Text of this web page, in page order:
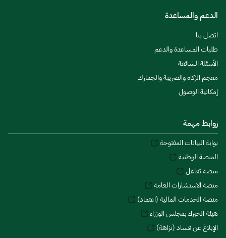
الدعم والمساعدة
اتصل بنا
طلبات المساعدة والدعم
الأسئلة الشائعة
معجم الزكاة والضريبة والجمارك
إمكانية الوصول
روابط مهمة
بوابة البيانات المفتوحة
المنصة الوطنية
منصة تفاعل
منصة الاستشارات العامة
منصة الخدمات المالية (اعتماد)
هيئة الخبراء بمجلس الوزراء
الإبلاغ عن فساد (نزاهة)